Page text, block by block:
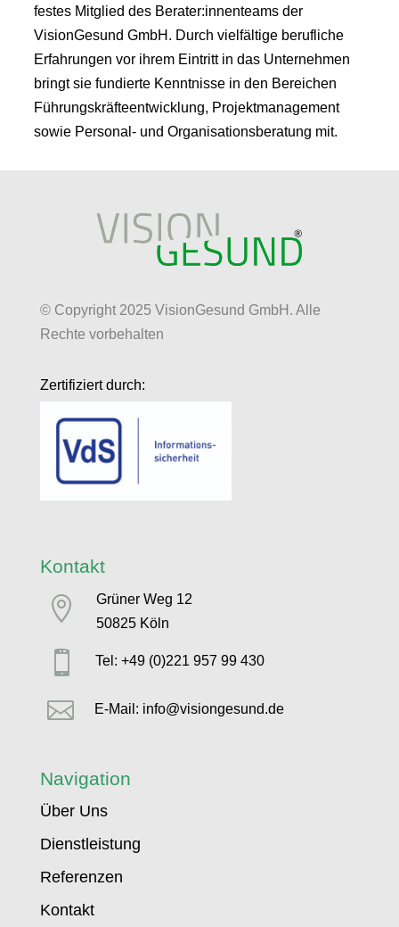
festes Mitglied des Berater:innenteams der
VisionGesund GmbH. Durch vielfältige berufliche
Erfahrungen vor ihrem Eintritt in das Unternehmen
bringt sie fundierte Kenntnisse in den Bereichen
Führungskräfteentwicklung, Projektmanagement
sowie Personal- und Organisationsberatung mit.
© Copyright 2025 VisionGesund GmbH. Alle
Rechte vorbehalten
Zertifiziert durch:
Kontakt

Grüner Weg 12
50825 Köln
 Tel: +49 (0)221 957 99 430
 E-Mail: info@visiongesund.de
Navigation
Über Uns
Dienstleistung
Referenzen
Kontakt